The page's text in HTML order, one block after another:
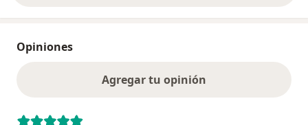
Opiniones
Agregar tu opinión